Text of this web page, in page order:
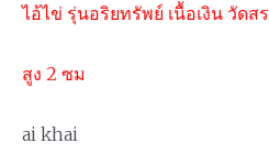
ไอ้ไข่ รุ่นอริยทรัพย์ เนื้อเงิน วัดส
สูง 2 ซม
ai khai